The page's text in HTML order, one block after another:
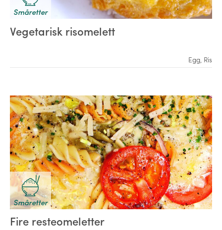
Småretter
Vegetarisk risomelett
Egg, Ris
Småretter
Fire resteomeletter